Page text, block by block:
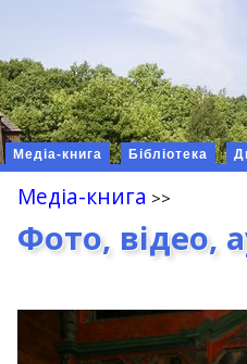
Медіа-книга Бібліотека
Медіа-книга
Фото, відео,